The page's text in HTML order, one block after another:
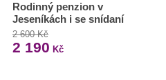
Rodinný penzion v
Jeseníkách i se snídaní
2 600 Kč
2 190 Kč